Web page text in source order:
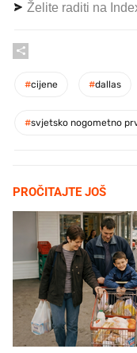
Želite raditi na
#cijene #dallas
#svjetsko nogometno
PROČITAJTE JOŠ